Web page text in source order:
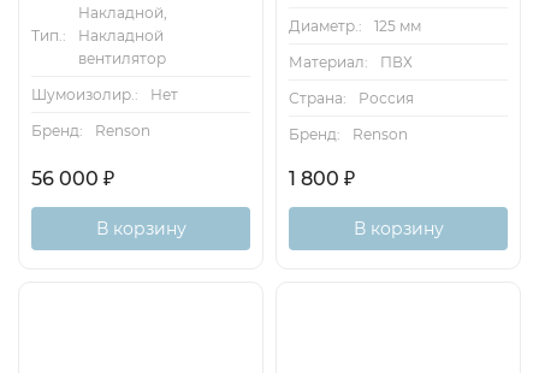
Тип.:
Накладной,
Накладной
вентилятор
Шумоизолир.:
Нет
Бренд:
Renson
56 000 ₽
В корзину
Диаметр.:
125 мм
Материал:
ПВХ
Страна:
Россия
Бренд:
Renson
1 800 ₽
В корзину